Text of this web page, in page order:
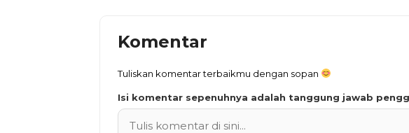
Komentar
Tuliskan komentar terbaikmu dengan sopan
Isi komentar sepenuhnya adalah tanggung jawab